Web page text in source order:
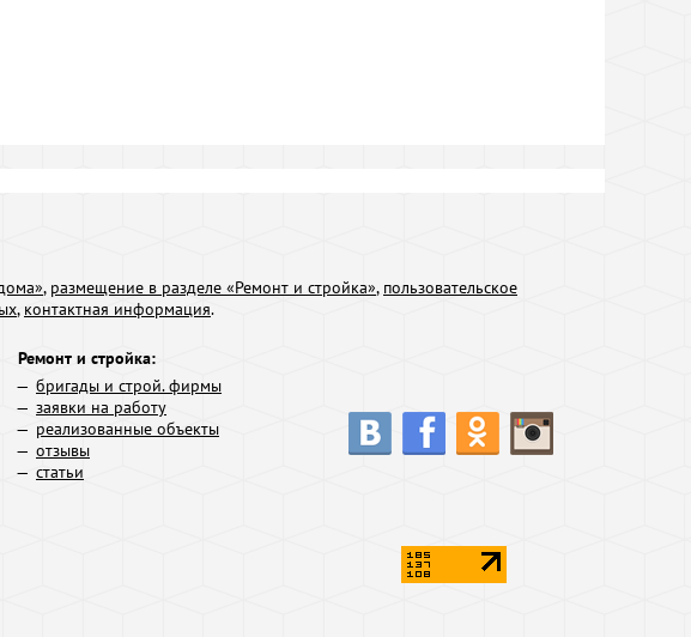
, размещение в разделе «Ремонт и стройка», пользовательское
, контактная информация.
Ремонт и стройка:
бригады и строй. фирмы
заявки на работу
реализованные объекты
отзывы
статьи